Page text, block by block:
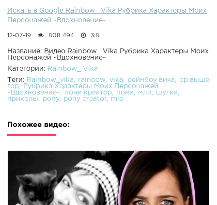
Искать в Google Rainbow_ Vika Рубрика Характеры Моих
Персонажей ~Вдохновение~
12-07-19 808 494 3:8
Название: Видео Rainbow_ Vika Рубрика Характеры Моих
Персонажей ~Вдохновение~
Категории: Rainbow_ Vika
Теги: Rainbow_vika rainbow vika рейнбоу вика
ор выше
гор
Рубрика Характеры Моих Персонажей
~Вдохновение~
пони креатор пони млп
шутки
приколы
pony pony creator mlp
Похожее видео: